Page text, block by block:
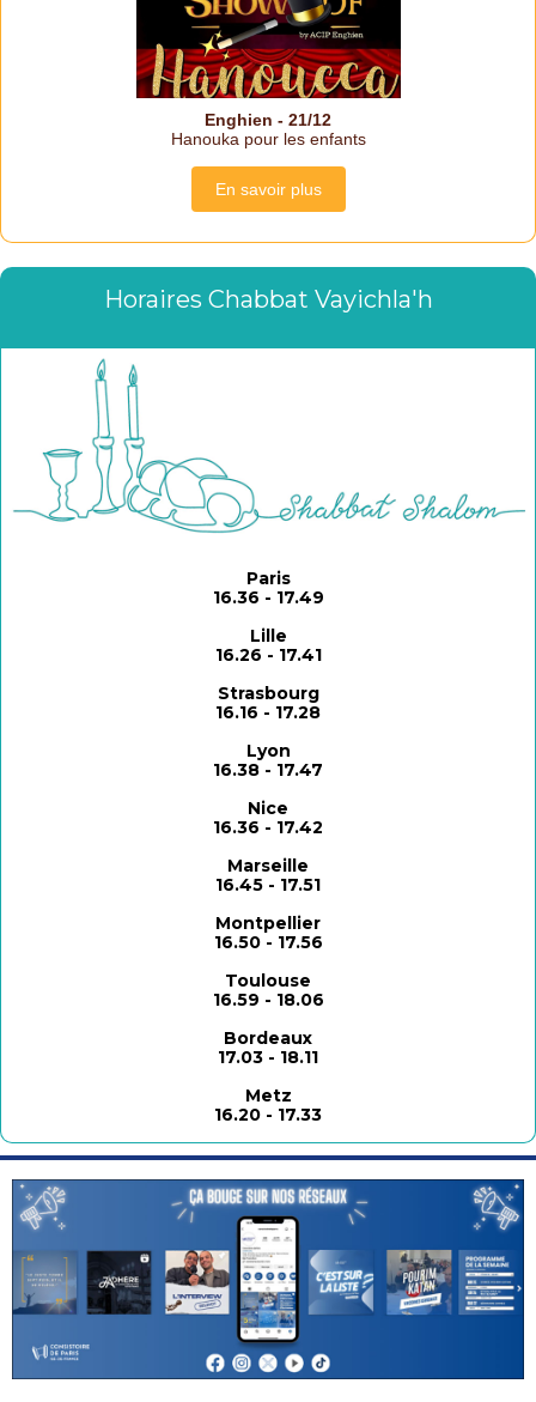
Enghien - 21/12
Hanouka pour les enfants
En savoir plus
Horaires Chabbat Vayichla'h
Paris
16.36 - 17.49
Lille
16.26 - 17.41
Strasbourg
16.16 - 17.28
Lyon
16.38 - 17.47
Nice
16.36 - 17.42
Marseille
16.45 - 17.51
Montpellier
16.50 - 17.56
Toulouse
16.59 - 18.06
Bordeaux
17.03 - 18.11
Metz
16.20 - 17.33